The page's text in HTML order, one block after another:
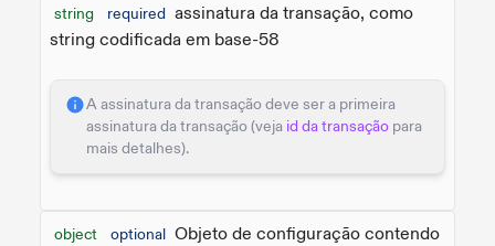
string required assinatura da transação, como
string codificada em base-58
A assinatura da transação deve ser a primeira
assinatura da transação (veja id da transação para
mais detalhes).
object optional Objeto de configuração contendo